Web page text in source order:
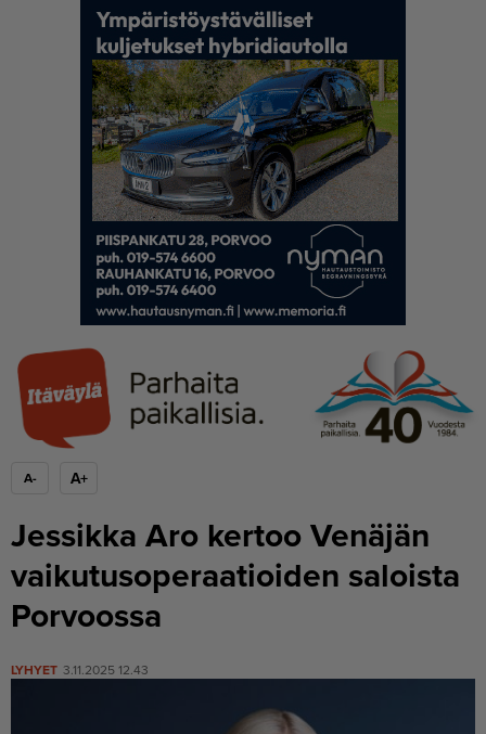
A- A+
Jessikka Aro kertoo Venäjän
vaikutu­so­pe­raa­tioiden saloista
Porvoossa
LYHYET 3.11.2025 12.43